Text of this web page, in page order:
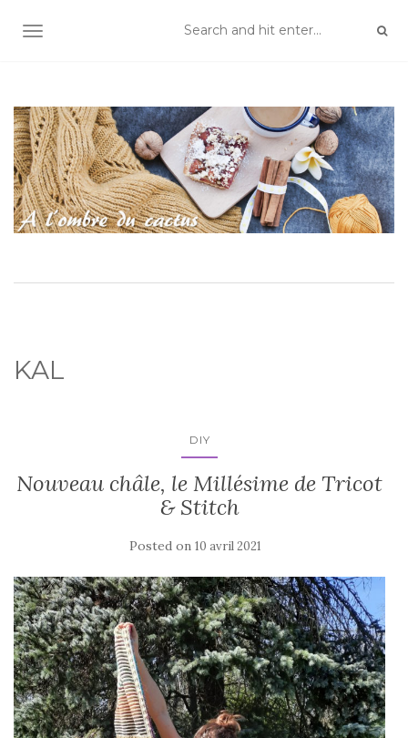
TOGGLE NAVIGATION
KAL
DIY
Nouveau châle, le Millésime de Tricot
& Stitch
Posted on 10 avril 2021